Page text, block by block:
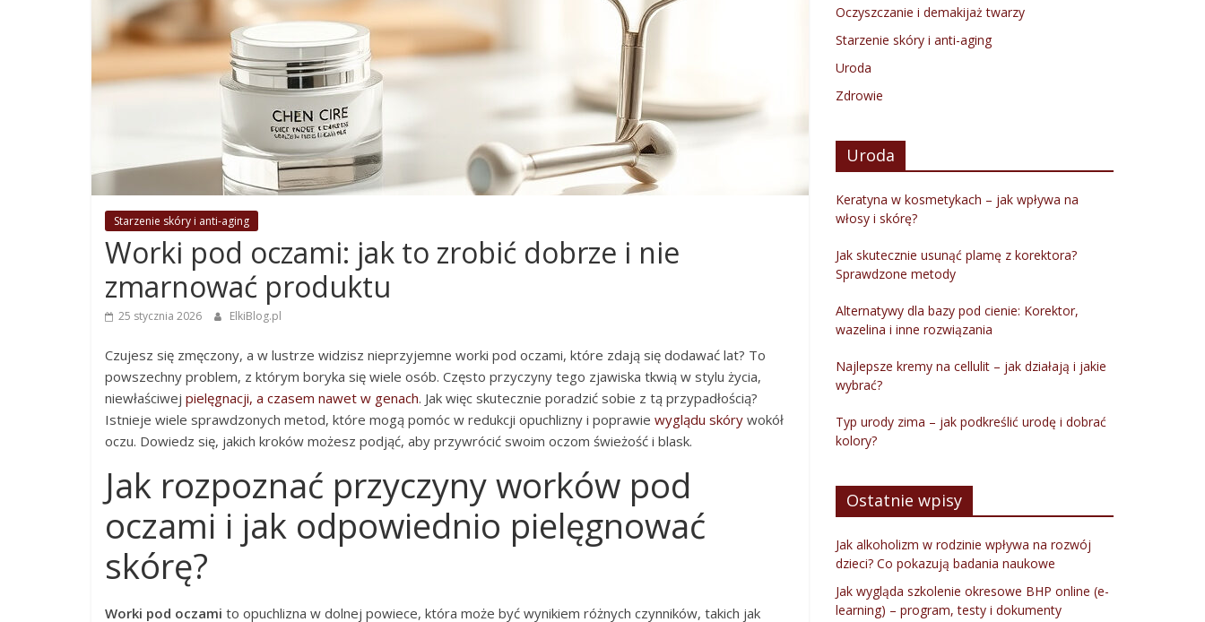
Starzenie skóry i anti-aging
Worki pod oczami: jak to zrobić dobrze i nie
zmarnować produktu
25 stycznia 2026 ElkiBlog.pl
Czujesz się zmęczony, a w lustrze widzisz nieprzyjemne worki pod oczami, które zdają się dodawać lat? To
powszechny problem, z którym boryka się wiele osób. Często przyczyny tego zjawiska tkwią w stylu życia,
niewłaściwej pielęgnacji, a czasem nawet w genach. Jak więc skutecznie poradzić sobie z tą przypadłością?
Istnieje wiele sprawdzonych metod, które mogą pomóc w redukcji opuchlizny i poprawie wyglądu skóry wokół
oczu. Dowiedz się, jakich kroków możesz podjąć, aby przywrócić swoim oczom świeżość i blask.
Jak rozpoznać przyczyny worków pod
oczami i jak odpowiednio pielęgnować
skórę?
Worki pod oczami to opuchlizna w dolnej powiece, która może być wynikiem różnych czynników, takich jak
Oczyszczanie i demakijaż twarzy
Starzenie skóry i anti-aging
Uroda
Zdrowie
Uroda
Keratyna w kosmetykach – jak wpływa na
włosy i skórę?
Jak skutecznie usunąć plamę z korektora?
Sprawdzone metody
Alternatywy dla bazy pod cienie: Korektor,
wazelina i inne rozwiązania
Najlepsze kremy na cellulit – jak działają i jakie
wybrać?
Typ urody zima – jak podkreślić urodę i dobrać
kolory?
Ostatnie wpisy
Jak alkoholizm w rodzinie wpływa na rozwój
dzieci? Co pokazują badania naukowe
Jak wygląda szkolenie okresowe BHP online (e-
learning) – program, testy i dokumenty